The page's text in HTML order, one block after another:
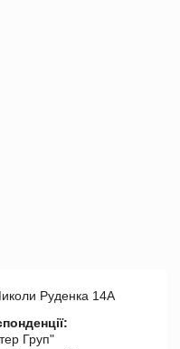
Руденка 14А
Груп"